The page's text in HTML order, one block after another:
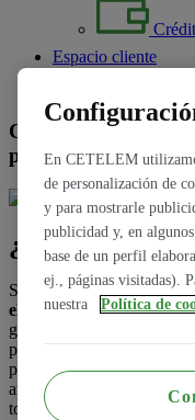
Espacio cliente
Confirming: paga a
pactada
¿Qué es el
Si acabas de iniciar un
el confirming puede ser
gestionar de la manera
proveedores. Así, estos
por sus servicios. Esto
analizando a lo largo de
todavía desconocido para
En CETELEM
de personalización de
y para mostrarle
publicidad y, en
base de un perfil
ej., páginas visitadas).
nuestra
Política de